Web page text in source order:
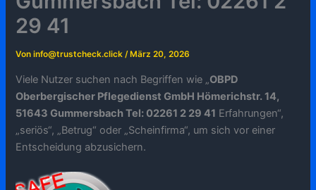
29 41
Voninfo@trustcheck.click/ März 20, 2026
Viele Nutzer suchen nach Begriffen wie „OBPD
Oberbergischer Pflegedienst GmbH Hömerichstr. 14,
51643 Gummersbach Tel: 02261 2 29 41 Erfahrungen“,
„seriös“, „Betrug“ oder „Scheinfirma“, um sich vor einer
Entscheidung abzusichern.